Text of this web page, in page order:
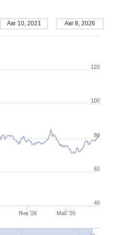
Янв '26 Май '26
40
60
80
100
120
Авг 10, 2021 Авг 8, 2026